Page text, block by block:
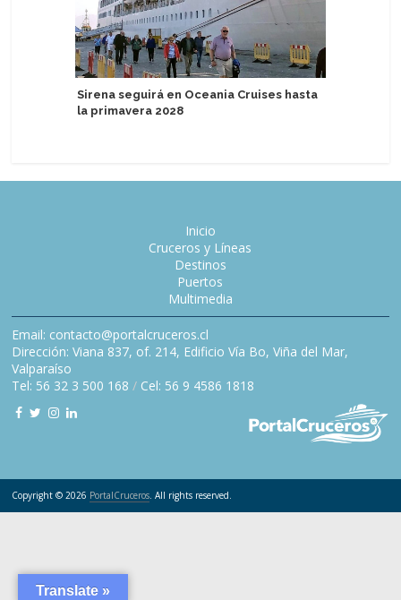
Sirena seguirá en Oceania Cruises hasta
la primavera 2028
Inicio
Cruceros y Líneas
Destinos
Puertos
Multimedia
Email: contacto@portalcruceros.cl
Dirección: Viana 837, of. 214, Edificio Vía Bo, Viña del Mar,
Valparaíso
Tel: 56 32 3 500 168 / Cel: 56 9 4586 1818
Copyright © 2026 PortalCruceros. All rights reserved.
Translate »